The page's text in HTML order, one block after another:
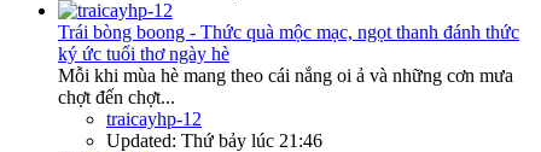
Trái bòng boong - Thức quà mộc mạc, ngọt thanh đánh thức
ký ức tuổi thơ ngày hè
Mỗi khi mùa hè mang theo cái nắng oi ả và những cơn mưa
chợt đến chợt...
traicayhp-12
Updated: Thứ bảy lúc 21:46